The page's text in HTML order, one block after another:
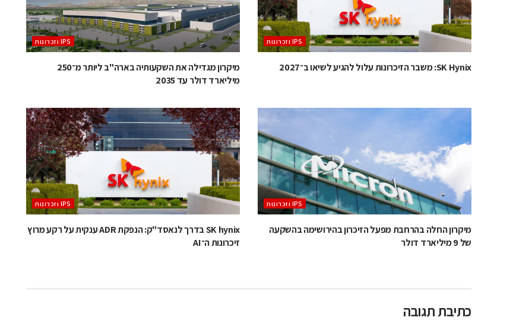
SK Hynix: משבר הזיכרונות עלול להגיע לשיאו ב־2027
מיקרון מגדילה את השקעותיה בארה"ב ליותר מ־250
מיליארד דולר עד 2035
מיקרון החלה בהרחבת מפעל הזיכרון בהירושימה בהשקעה
של 9 מיליארד דולר
SK hynix בדרך לנאסד"ק: הנפקת ADR ענקית על רקע מרוץ
זיכרונות ה־AI
כתיבת תגובה